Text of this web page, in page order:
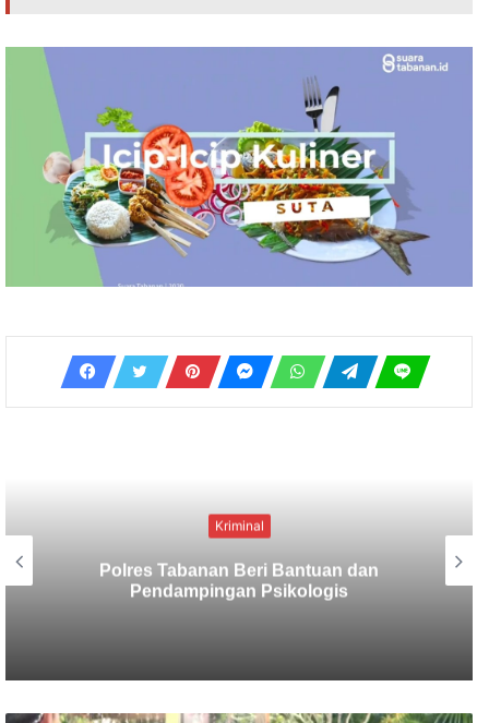
Kriminal
Berbekal CCTV, Pelaku Tabrak Lari
Terungkap